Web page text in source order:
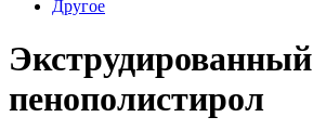
Другое
Экструдированный
пенополистирол